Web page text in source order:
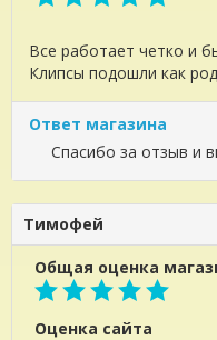
Все работает четко и
Клипсы подошли как
Ответ магазина
Спасибо за отзыв и
Тимофей
Общая оценка
Оценка сайта